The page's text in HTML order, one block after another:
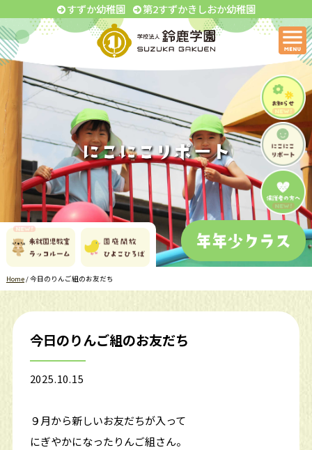
すずか幼稚園 第2すずかきしおか幼稚園
Home/今日のりんご組のお友だち
今日のりんご組のお友だち
2025.10.15
９月から新しいお友だちが入って
にぎやかになったりんご組さん。